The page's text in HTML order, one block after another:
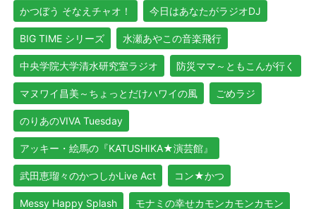
かつぼう そなえチャオ！ 今日はあなたがラジオDJ
BIG TIME シリーズ 水瀬あやこの音楽飛行
中央学院大学清水研究室ラジオ 防災ママ～ともこんが行く
マヌワイ昌美～ちょっとだけハワイの風 ごめラジ
のりあのVIVA Tuesday
アッキー・絵馬の『KATUSHIKA★演芸館』
武田恵瑠々のかつしかLive Act コン★かつ
Messy Happy Splash モナミの幸せカモンカモンカモン